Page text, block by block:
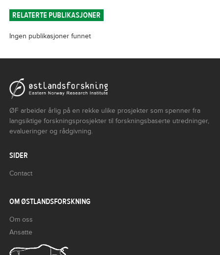
RELATERTE PUBLIKASJONER
Ingen publikasjoner funnet
ØF arbeider årlig på en rekke ulike prosjekter som spenner fra
langsiktige forskningsprosjekter til forskningsbaserte utredninger,
evalueringer og rådgivning.
SIDER
Contact
OM ØSTLANDSFORSKNING
Om oss
Ansatte